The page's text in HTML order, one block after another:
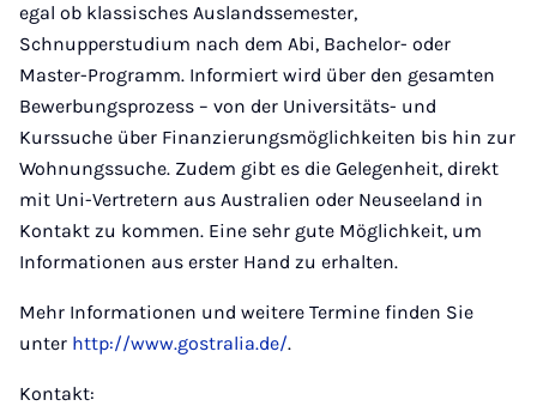
egal ob klassisches Auslandssemester,
Schnupperstudium nach dem Abi, Bachelor- oder
Master-Programm. Informiert wird über den gesamten
Bewerbungsprozess – von der Universitäts- und
Kurssuche über Finanzierungsmöglichkeiten bis hin zur
Wohnungssuche. Zudem gibt es die Gelegenheit, direkt
mit Uni-Vertretern aus Australien oder Neuseeland in
Kontakt zu kommen. Eine sehr gute Möglichkeit, um
Informationen aus erster Hand zu erhalten.
Mehr Informationen und weitere Termine finden Sie
unter http://www.gostralia.de/.
Kontakt: